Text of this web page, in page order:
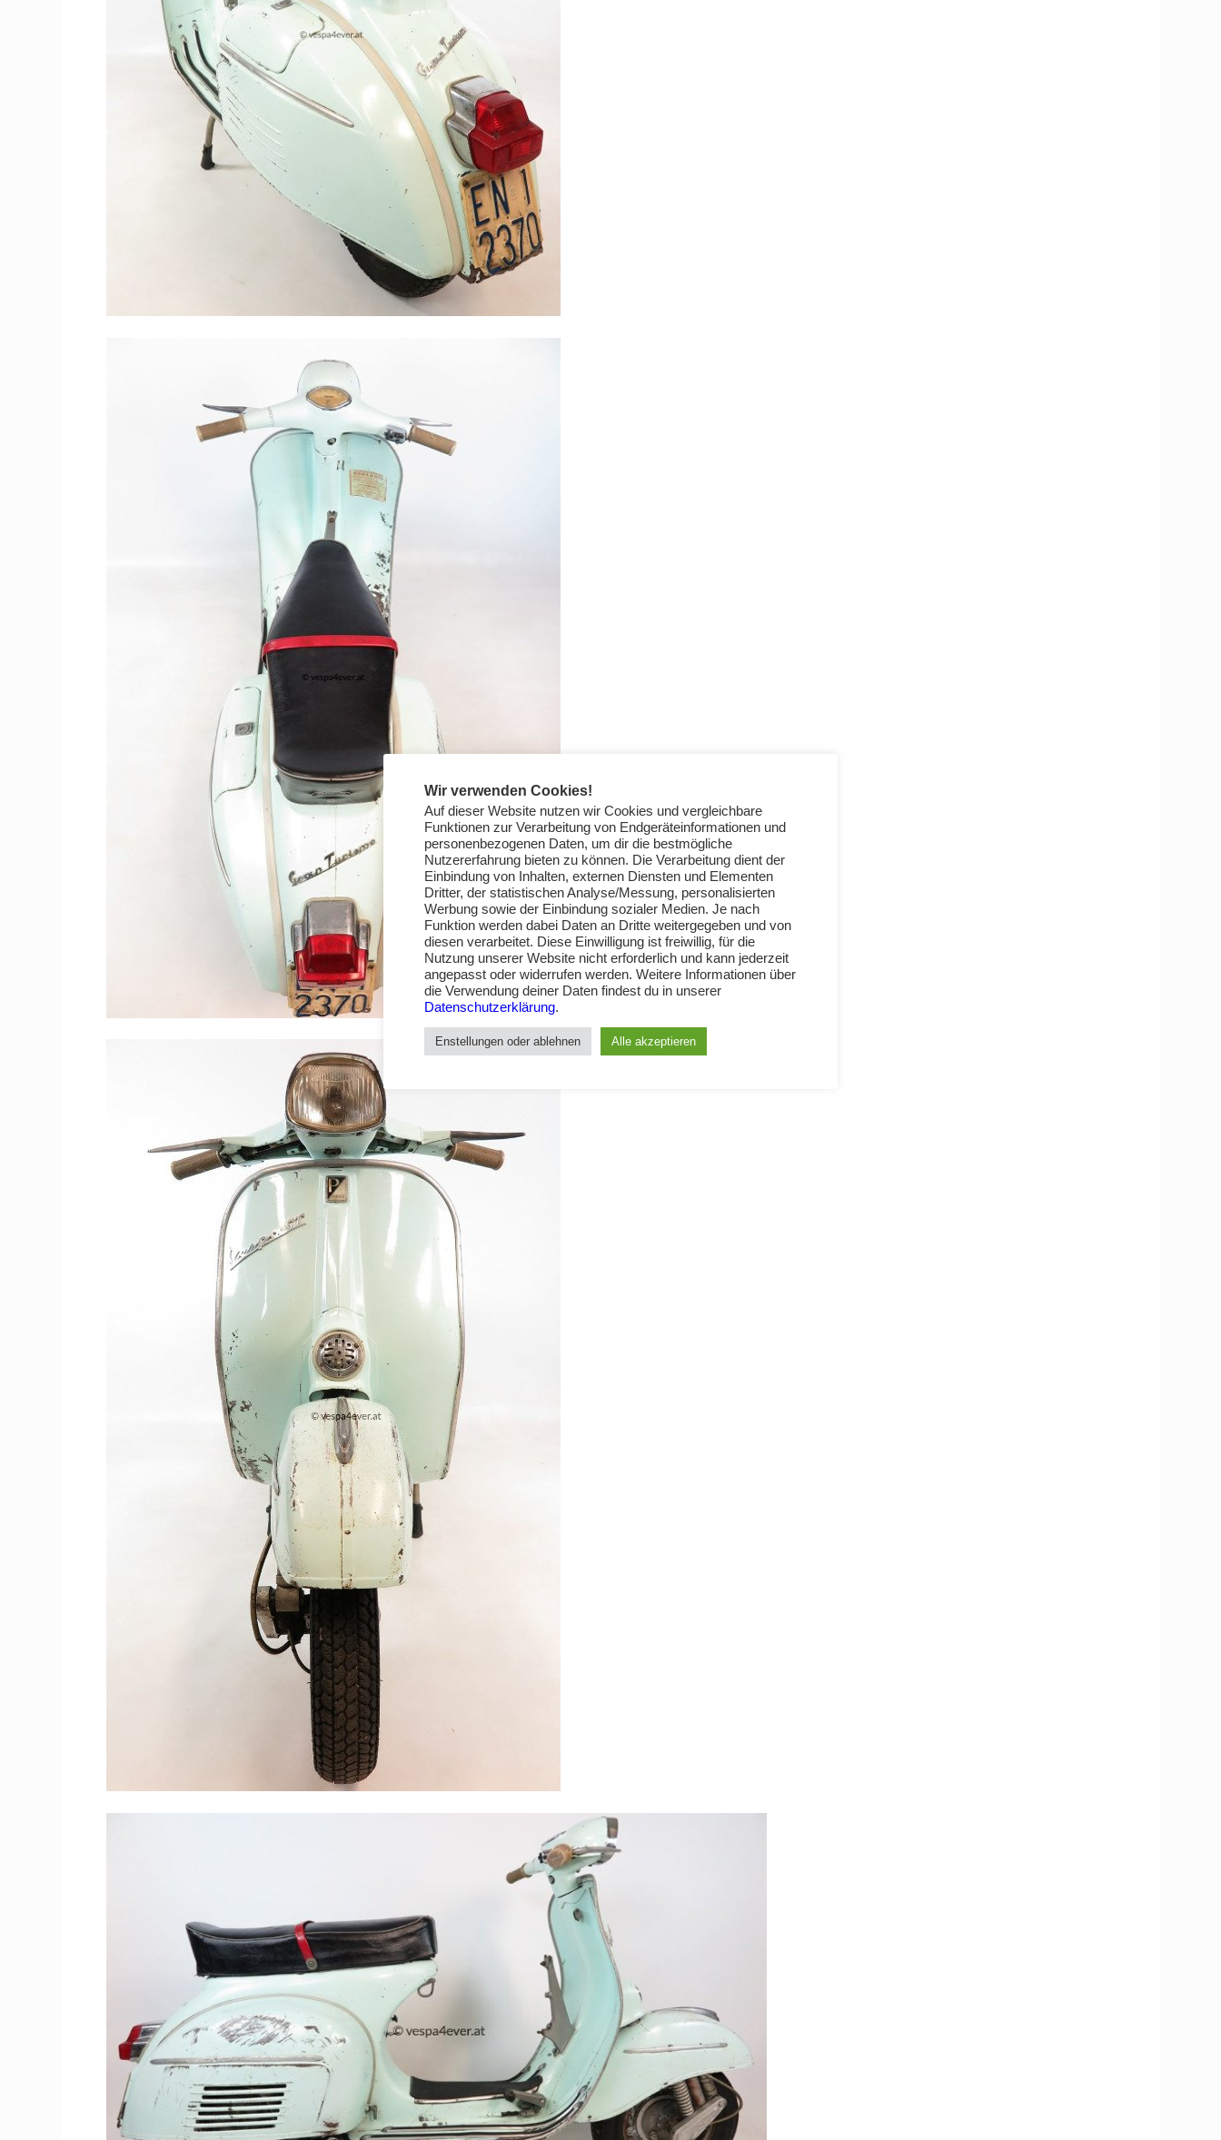
Wir verwenden Cookies!
Auf dieser Website nutzen wir Cookies und vergleichbare
Funktionen zur Verarbeitung von Endgeräteinformationen und
personenbezogenen Daten, um dir die bestmögliche
Nutzererfahrung bieten zu können. Die Verarbeitung dient der
Einbindung von Inhalten, externen Diensten und Elementen
Dritter, der statistischen Analyse/Messung, personalisierten
Werbung sowie der Einbindung sozialer Medien. Je nach
Funktion werden dabei Daten an Dritte weitergegeben und von
diesen verarbeitet. Diese Einwilligung ist freiwillig, für die
Nutzung unserer Website nicht erforderlich und kann jederzeit
angepasst oder widerrufen werden. Weitere Informationen über
die Verwendung deiner Daten findest du in unserer
Datenschutzerklärung.
Enstellungen oder ablehnen Alle akzeptieren